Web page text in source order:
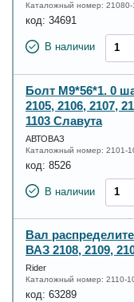
Каталожный номер:
код: 34691
В наличии
Болт М9*56*1. 0
2105, 2106, 2107,
1103 Славута
АВТОВАЗ
Каталожный номер: 2101-
код: 8526
В наличии
Вал
ВАЗ 2108, 2109,
Rider
Каталожный номер: 2110-
код: 63289